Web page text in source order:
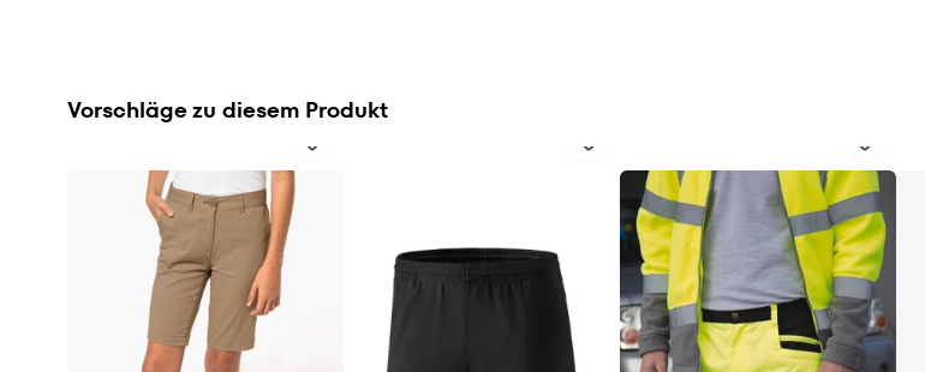
Vorschläge zu diesem Produkt